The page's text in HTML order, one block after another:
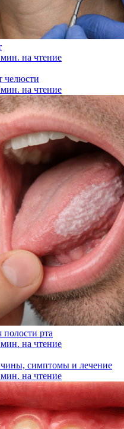
на чтение
челюсти
на чтение
рта
на чтение
симптомы и лечение
на чтение